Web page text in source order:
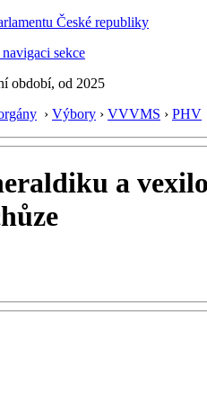
sekce
období, od 2025
› Výbory › VVVMS › PHV
a